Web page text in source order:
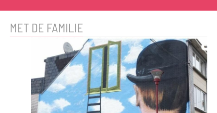
MET DE FAMILIE